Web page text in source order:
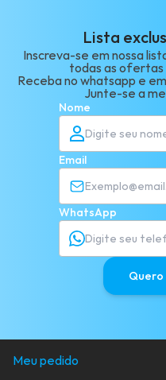
Lista
Inscreva-se em nossa
todas as ofertas
Receba no whatsapp e
Junte-se a
Nome
Email
WhatsApp
Quero
Meu pedido